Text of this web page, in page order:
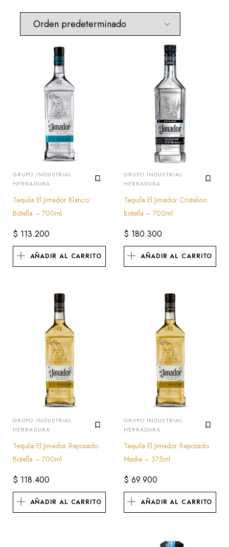
GRUPO INDUSTRIAL
HERRADURA
Tequila El Jimador Blanco
Botella – 700ml
$ 113.200
AÑADIR AL CARRITO
GRUPO INDUSTRIAL
HERRADURA
Tequila El Jimador Cristalino
Botella – 700ml
$ 180.300
AÑADIR AL CARRITO
GRUPO INDUSTRIAL
HERRADURA
Tequila El Jimador Reposado
Botella – 700ml
$ 118.400
AÑADIR AL CARRITO
GRUPO INDUSTRIAL
HERRADURA
Tequila El Jimador Reposado
Media – 375ml
$ 69.900
AÑADIR AL CARRITO